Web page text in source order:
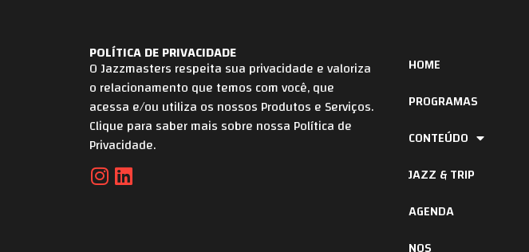
POLÍTICA DE PRIVACIDADE
O Jazzmasters respeita sua privacidade e valoriza
o relacionamento que temos com você, que
acessa e/ou utiliza os nossos Produtos e Serviços.
Clique para saber mais sobre nossa Política de
Privacidade.
HOME
PROGRAMAS
CONTEÚDO
JAZZ & TRIP
AGENDA